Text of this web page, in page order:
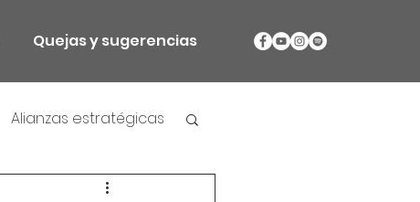
Quejas y sugerencias
Alianzas estratégicas